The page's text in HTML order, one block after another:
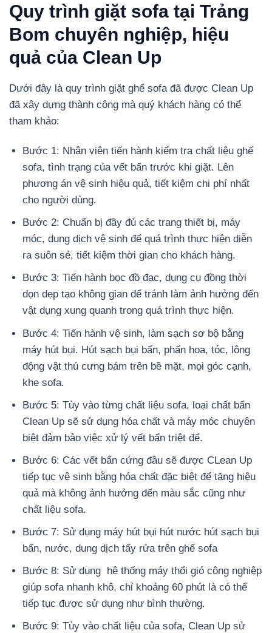
Quy trình giặt sofa tại Trảng
Bom chuyên nghiệp, hiệu
quả của Clean Up
Dưới đây là quy trình giặt ghế sofa đã được Clean Up
đã xây dựng thành công mà quý khách hàng có thể
tham khảo:
Bước 1: Nhân viên tiến hành kiểm tra chất liệu ghế
sofa, tình trạng của vết bẩn trước khi giặt. Lên
phương án vệ sinh hiệu quả, tiết kiệm chi phí nhất
cho người dùng.
Bước 2: Chuẩn bị đầy đủ các trang thiết bị, máy
móc, dung dịch vệ sinh để quá trình thực hiện diễn
ra suôn sẻ, tiết kiệm thời gian cho khách hàng.
Bước 3: Tiến hành bọc đồ đạc, dụng cụ đồng thời
dọn dẹp tạo không gian để tránh làm ảnh hưởng đến
vật dụng xung quanh trong quá trình thực hiện.
Bước 4: Tiến hành vệ sinh, làm sạch sơ bộ bằng
máy hút bụi. Hút sạch bụi bẩn, phấn hoa, tóc, lông
động vật thú cưng bám trên bề mặt, mọi góc cạnh,
khe sofa.
Bước 5: Tùy vào từng chất liệu sofa, loại chất bẩn
Clean Up sẽ sử dụng hóa chất và máy móc chuyên
biệt đảm bảo việc xử lý vết bẩn triệt để.
Bước 6: Các vết bẩn cứng đầu sẽ được CLean Up
tiếp tục vệ sinh bằng hóa chất đặc biệt để tăng hiệu
quả mà không ảnh hưởng đến màu sắc cũng như
chất liệu sofa.
Bước 7: Sử dụng máy hút bụi hút nước hút sạch bụi
bẩn, nước, dung dịch tẩy rửa trên ghế sofa
Bước 8: Sử dụng hệ thống máy thổi gió công nghiệp
giúp sofa nhanh khô, chỉ khoảng 60 phút là có thể
tiếp tục được sử dụng như bình thường.
Bước 9: Tùy vào chất liệu của sofa, Clean Up sử